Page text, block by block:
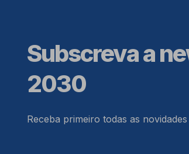
Subscreva a
2030
Receba primeiro todas as